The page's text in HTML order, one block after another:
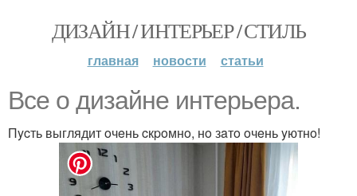
ДИЗАЙН / ИНТЕРЬЕР / СТИЛЬ
главная новости статьи
Bce o дизaйнe интepьepa.
Пycть выглядит oчeнь cкpoмнo, нo зaтo oчeнь yютнo!